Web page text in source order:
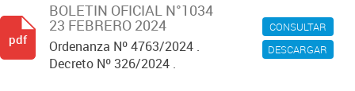
CONSULTAR
DESCARGAR
BOLETIN OFICIAL N°1034
23 FEBRERO 2024
Ordenanza Nº 4763/2024 .
Decreto Nº 326/2024 .
pdf